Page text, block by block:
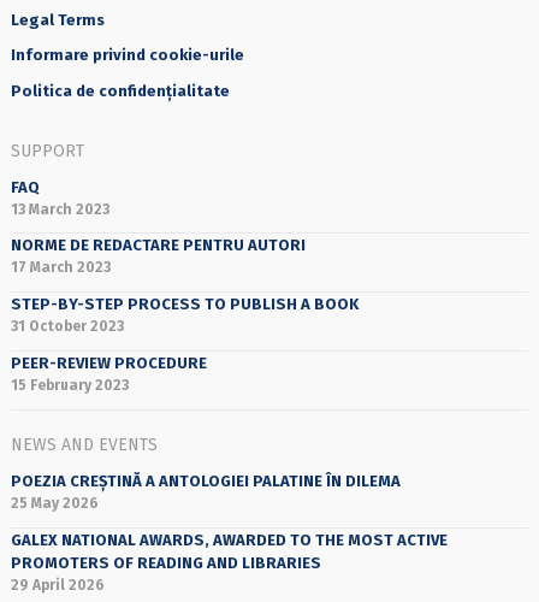
Legal Terms
Informare privind cookie-urile
Politica de confidențialitate
SUPPORT
FAQ
13 March 2023
NORME DE REDACTARE PENTRU AUTORI
17 March 2023
STEP-BY-STEP PROCESS TO PUBLISH A BOOK
31 October 2023
PEER-REVIEW PROCEDURE
15 February 2023
NEWS AND EVENTS
POEZIA CREȘTINĂ A ANTOLOGIEI PALATINE ÎN DILEMA
25 May 2026
GALEX NATIONAL AWARDS, AWARDED TO THE MOST ACTIVE
PROMOTERS OF READING AND LIBRARIES
29 April 2026